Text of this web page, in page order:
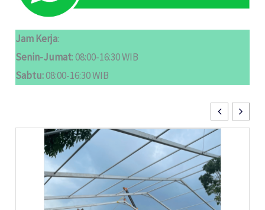
Jam Kerja:
Senin-Jumat: 08:00-16:30 WIB
Sabtu:08:00-16:30 WIB